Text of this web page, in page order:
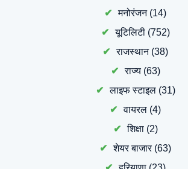
मनोरंजन(14)
यूटिलिटी(752)
राजस्थान(38)
राज्य(63)
लाइफ स्टाइल(31)
वायरल (4)
शिक्षा(2)
शेयर बाजार(63)